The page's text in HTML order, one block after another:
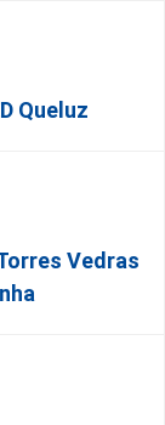
Queluz
Vedras